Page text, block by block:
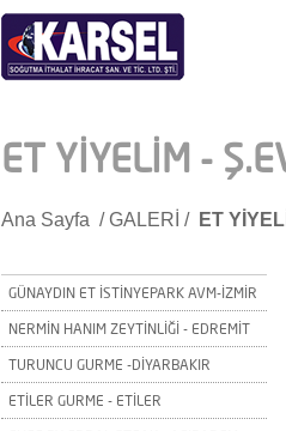
ET YİYELİM -
Ana Sayfa /GALERİ / ET
GÜNAYDIN ET İSTİNYEPARK AVM-İZMİR
NERMİN HANIM ZEYTİNLİĞİ - EDREMİT
TURUNCU GURME -DİYARBAKIR
ETİLER GURME - ETİLER